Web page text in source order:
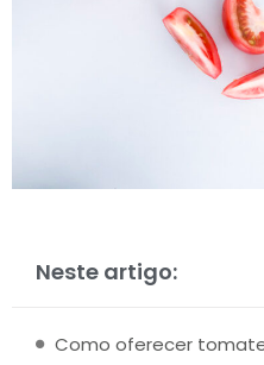
Neste artigo:
Como oferecer